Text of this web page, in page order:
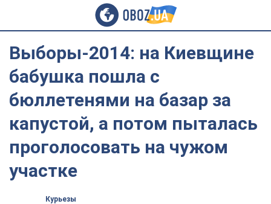
Выборы-2014: на Киевщине
бабушка пошла с
бюллетенями на базар за
капустой, а потом пыталась
проголосовать на чужом
участке
Курьезы